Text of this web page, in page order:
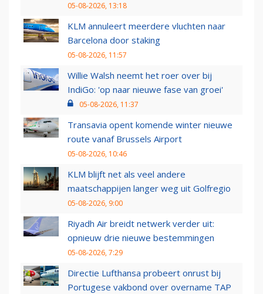
05-08-2026, 13:18
KLM annuleert meerdere vluchten naar
Barcelona door staking
05-08-2026, 11:57
Willie Walsh neemt het roer over bij
IndiGo: 'op naar nieuwe fase van groei'
05-08-2026, 11:37
Transavia opent komende winter nieuwe
route vanaf Brussels Airport
05-08-2026, 10:46
KLM blijft net als veel andere
maatschappijen langer weg uit Golfregio
05-08-2026, 9:00
Riyadh Air breidt netwerk verder uit:
opnieuw drie nieuwe bestemmingen
05-08-2026, 7:29
Directie Lufthansa probeert onrust bij
Portugese vakbond over overname TAP